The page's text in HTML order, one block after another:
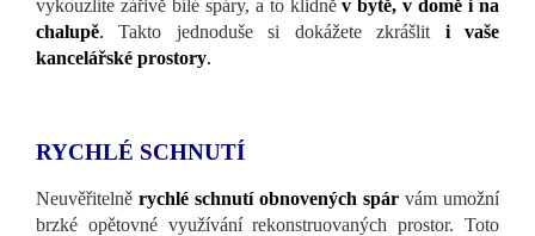
vykouzlíte zářivě bílé spáry, a to klidněv bytě, v domě i na
chalupě. Takto jednoduše si dokážete zkrášlit
i vaše
kancelářské prostory.
RYCHLÉ SCHNUTÍ
Neuvěřitelně rychlé schnutí obnovených spár vám umožní
brzké opětovné využívání rekonstruovaných prostor. Toto